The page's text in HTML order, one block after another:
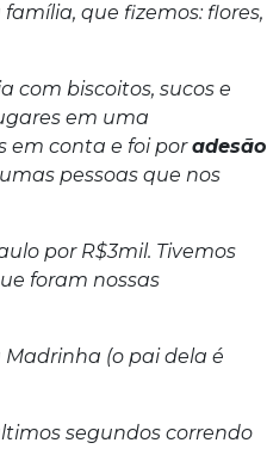
que fizemos: flores,
com biscoitos, sucos e
em uma
em conta e foi poradesão
pessoas que nos
por R$3mil. Tivemos
foram nossas
(o pai dela é
segundos correndo